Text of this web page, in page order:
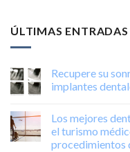
ÚLTIMAS ENTRADAS
Recupere su
implantes
Los mejores
el turismo
procedimientos